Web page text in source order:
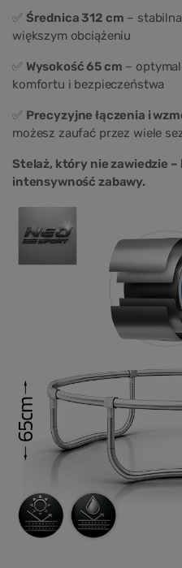
✅ Średnica 312 cm –
większym obciążeniu
✅ Wysokość 65 cm –
komfortu i bezpieczeństwa
✅ Precyzyjne łączenia i
możesz zaufać przez wiele
Stelaż, który nie zawiedzie –
intensywność zabawy.